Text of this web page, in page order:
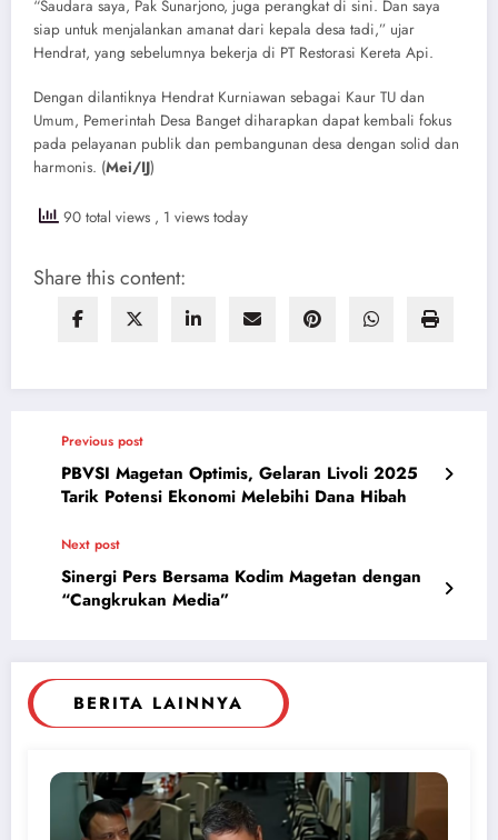
“Saudara saya, Pak Sunarjono, juga perangkat di sini. Dan saya
siap untuk menjalankan amanat dari kepala desa tadi,” ujar
Hendrat, yang sebelumnya bekerja di PT Restorasi Kereta Api.
Dengan dilantiknya Hendrat Kurniawan sebagai Kaur TU dan
Umum, Pemerintah Desa Banget diharapkan dapat kembali fokus
pada pelayanan publik dan pembangunan desa dengan solid dan
harmonis. (Mei/IJ)
90 total views , 1 views today
Share this content:
Previous post
PBVSI Magetan Optimis, Gelaran Livoli 2025
Tarik Potensi Ekonomi Melebihi Dana Hibah
Next post
Sinergi Pers Bersama Kodim Magetan dengan
“Cangkrukan Media”
BERITA LAINNYA